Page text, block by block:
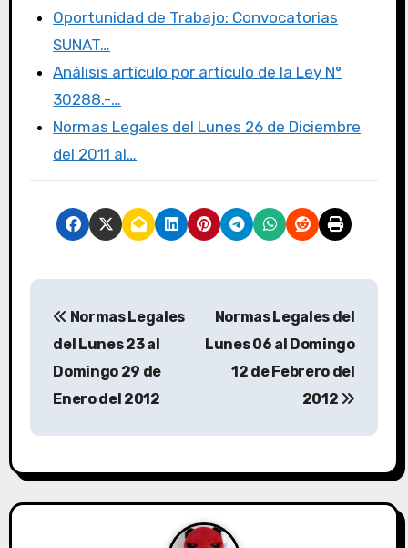
Oportunidad de Trabajo: Convocatorias
SUNAT…
Análisis artículo por artículo de la Ley N°
30288.-…
Normas Legales del Lunes 26 de Diciembre
del 2011 al…
Normas Legales
del Lunes 23 al
Domingo 29 de
Enero del 2012
Normas Legales del
Lunes 06 al Domingo
12 de Febrero del
2012